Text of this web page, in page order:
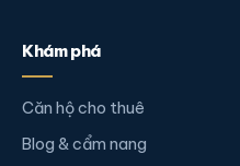
Khám phá
Căn hộ cho thuê
Blog & cẩm nang